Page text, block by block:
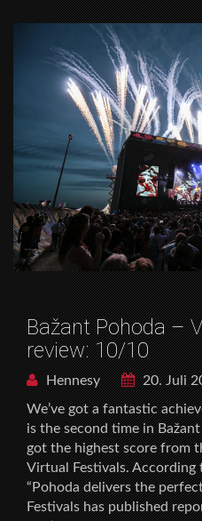
Bažant Pohoda –
review: 10/10
Hennesy
20. Juli
We’ve got a fantastic
is the second time in
got the highest score from
Virtual Festivals.
“Pohoda delivers the
Festivals has published